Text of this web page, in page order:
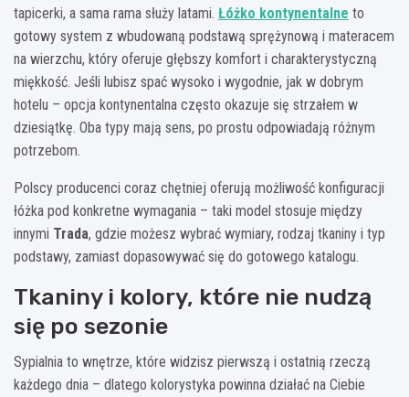
tapicerki, a sama rama służy latami. Łóżko kontynentalne to
gotowy system z wbudowaną podstawą sprężynową i materacem
na wierzchu, który oferuje głębszy komfort i charakterystyczną
miękkość. Jeśli lubisz spać wysoko i wygodnie, jak w dobrym
hotelu – opcja kontynentalna często okazuje się strzałem w
dziesiątkę. Oba typy mają sens, po prostu odpowiadają różnym
potrzebom.
Polscy producenci coraz chętniej oferują możliwość konfiguracji
łóżka pod konkretne wymagania – taki model stosuje między
innymi Trada, gdzie możesz wybrać wymiary, rodzaj tkaniny i typ
podstawy, zamiast dopasowywać się do gotowego katalogu.
Tkaniny i kolory, które nie nudzą
się po sezonie
Sypialnia to wnętrze, które widzisz pierwszą i ostatnią rzeczą
każdego dnia – dlatego kolorystyka powinna działać na Ciebie